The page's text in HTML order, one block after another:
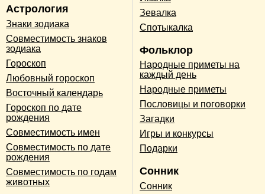
Астрология
Знаки зодиака
Совместимость знаков
зодиака
Гороскоп
Любовный гороскоп
Восточный календарь
Гороскоп по дате
рождения
Совместимость имен
Совместимость по дате
рождения
Совместимость по годам
животных
Зевалка
Спотыкалка
Фольклор
Народные приметы на
каждый день
Народные приметы
Пословицы и поговорки
Загадки
Игры и конкурсы
Подарки
Сонник
Сонник